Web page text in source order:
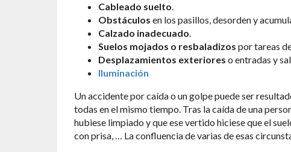
Cableado suelto.
Obstáculos en los pasillos, desorden y
Calzado inadecuado.
Suelos mojados o resbaladizos por tareas
Desplazamientos exteriores o entradas y
Iluminación
Un accidente por caída o un golpe puede ser
todas en el mismo tiempo. Tras la caída de una
hubiese limpiado y que ese vertido hiciese que el
con prisa, … La confluencia de varias de esas